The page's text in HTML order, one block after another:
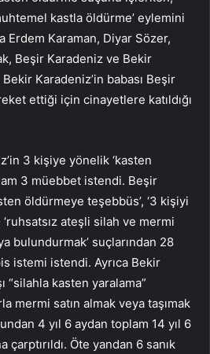
kastla öldürme’ eylemini
Erdem Karaman, Diyar Sözer,
Beşir Karadeniz ve Bekir
Karadeniz’in babası Beşir
ettiği için cinayetlere katıldığı
3 kişiye yönelik ‘kasten
3 müebbet istendi. Beşir
öldürmeye teşebbüs’, ‘3 kişiyi
ateşli silah ve mermi
bulundurmak’ suçlarından 28
istemi istendi. Ayrıca Bekir
“silahla kasten yaralama”
mermi satın almak veya taşımak
4 yıl 6 aydan toplam 14 yıl 6
çarptırıldı. Öte yandan 6 sanık